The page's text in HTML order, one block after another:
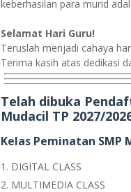
keberhasilan para murid
Selamat Hari Guru!
Teruslah menjadi cahaya
Terima kasih atas dedikasi
Telah dibuka
Mudacil TP 2027/
Kelas Peminatan SMP
DIGITAL CLASS
MULTIMEDIA CLASS